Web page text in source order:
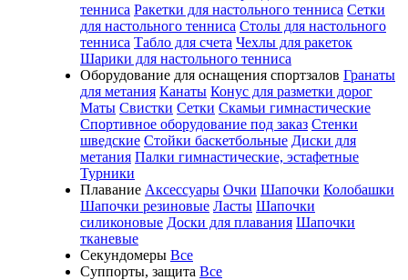
тенниса Ракетки для настольного тенниса Сетки
для настольного тенниса Столы для настольного
тенниса Табло для счета Чехлы для ракеток
Шарики для настольного тенниса
Оборудование для оснащения спортзалов Гранаты
для метания Канаты Конус для разметки дорог
Маты Свистки Сетки Скамьи гимнастические
Спортивное оборудование под заказ Стенки
шведские Стойки баскетбольные Диски для
метания Палки гимнастические, эстафетные
Турники
Плавание Аксессуары Очки Шапочки Колобашки
Шапочки резиновые Ласты Шапочки
силиконовые Доски для плавания Шапочки
тканевые
Секундомеры Все
Суппорты, защита Все